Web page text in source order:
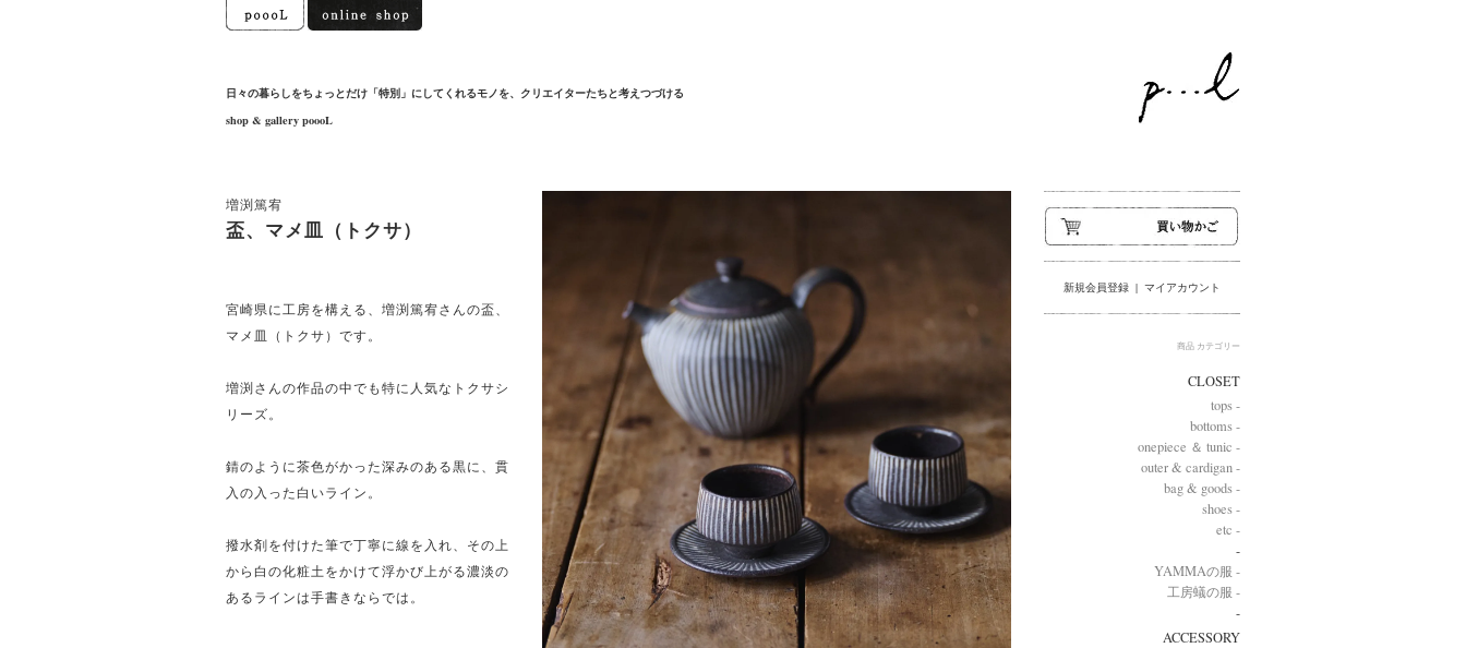
日々の暮らしをちょっとだけ「特別」にしてくれるモノを、クリエイターたちと考えつづける
shop & gallery poooL
増渕篤宥
盃、マメ皿（トクサ）
宮崎県に工房を構える、増渕篤宥さんの盃、
マメ皿（トクサ）です。
増渕さんの作品の中でも特に人気なトクサシ
リーズ。
錆のように茶色がかった深みのある黒に、貫
入の入った白いライン。
撥水剤を付けた筆で丁寧に線を入れ、その上
から白の化粧土をかけて浮かび上がる濃淡の
あるラインは手書きならでは。
新規会員登録 | マイアカウント
商品 カテゴリー
CLOSET
tops -
bottoms -
onepiece ＆ tunic -
outer & cardigan -
bag & goods -
shoes -
etc -
-
YAMMAの服 -
工房蟻の服 -
-
ACCESSORY